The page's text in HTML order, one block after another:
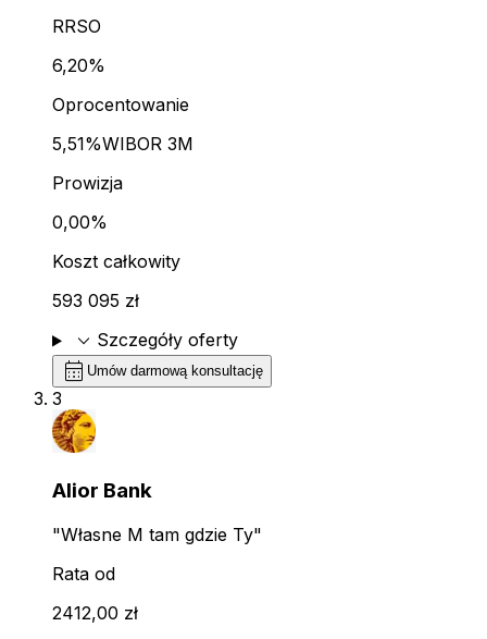
RRSO
6,20%
Oprocentowanie
5,51%WIBOR 3M
Prowizja
0,00%
Koszt całkowity
593 095 zł
expand_more Szczegóły oferty
calendar_month Umów darmową konsultację
3
Alior Bank
"Własne M tam gdzie Ty"
Rata od
2412,00 zł